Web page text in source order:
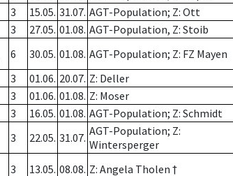
3 15.05. 31.07. AGT-Population; Z: Ott
3 27.05. 01.08. AGT-Population, Z: Stoib
6 30.05. 01.08. AGT-Population; Z: FZ Mayen
3 01.06. 20.07. Z: Deller
3 01.06. 01.08. Z: Moser
3 16.05. 01.08. AGT-Population; Z: Schmidt
3 22.05. 31.07. AGT-Population; Z:
Wintersperger
3 13.05. 08.08. Z: Angela Tholen †